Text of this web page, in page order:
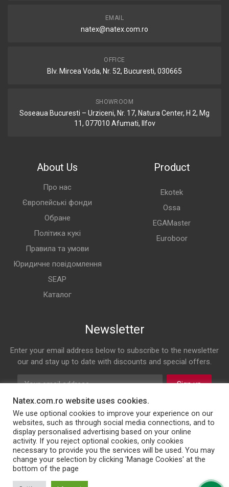
EMAIL
natex@natex.com.ro
OFFICE
Blv. Mircea Voda, Nr. 52, Bucuresti, 030665
SHOWROOM
Soseaua Bucuresti – Urziceni, Nr. 17, Natura Center, H 2, Mg
11, 077010 Afumati, Ilfov
About Us
Про нас
Європейські фонди
Обране
Політика кукі
Правила та умови
Юридичне повідомлення
SEAP
Каталог
Product
Ekotek
Ossa
EGAMaster
Euroboor
Newsletter
Enter your email address below to subscribe to the newsletter
our and stay up to date with discounts and special offers.
Sign up
Follow us on
FacebookTwitterInstagramLinkedIn
© 2026 NATEX INT SRL
Natex.com.ro website uses cookies.
We use optional cookies to improve your experience on our
websites, such as through social media connections, and to
display personalised advertising based on your online
activity. If you reject optional cookies, only cookies
necessary to provide you the services will be used. You may
change your selection by clicking 'Manage Cookies' at the
bottom of the page